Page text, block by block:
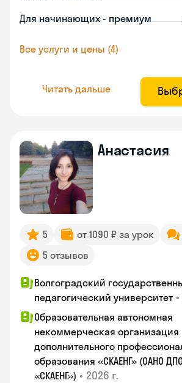
Для начинающих - премиум
Все услуги и цены (4)
Читать дальше
Анастасия
5 от 1090 ₽ за урок
5 отзывов
Волгоградский
педагогический университет •
Образовательная автономная
некоммерческая организация
дополнительного
образования «СКАЕНГ» (ОАНО
«СКАЕНГ») • 2026 г.